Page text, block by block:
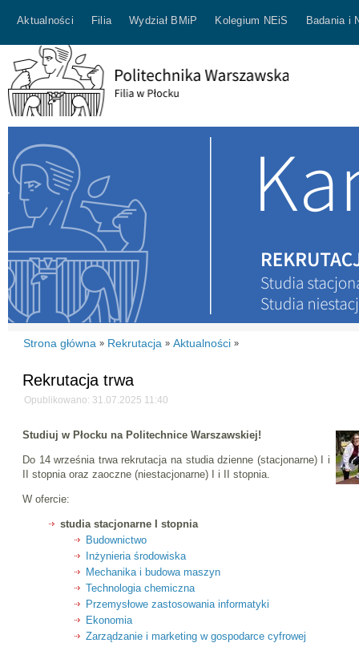
Aktualności Filia Wydział BMiP Kolegium NEiS Badania i
Strona główna » Rekrutacja » Aktualności »
Rekrutacja trwa
Opublikowano: 31.07.2025 11:40
Studiuj w Płocku na Politechnice Warszawskiej!
Do 14 września trwa rekrutacja na studia dzienne (stacjonarne) I i
II stopnia oraz zaoczne (niestacjonarne) I i II stopnia.
W ofercie:
studia stacjonarne I stopnia
Budownictwo
Inżynieria środowiska
Mechanika i budowa maszyn
Technologia chemiczna
Przemysłowe zastosowania informatyki
Ekonomia
Zarządzanie i marketing w gospodarce cyfrowej